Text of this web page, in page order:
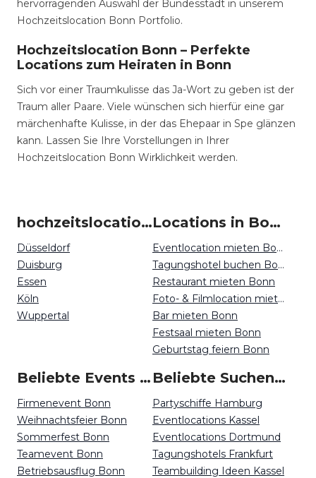
hervorragenden Auswahl der Bundesstadt in unserem
Hochzeitslocation Bonn Portfolio.
Hochzeitslocation Bonn – Perfekte
Locations zum Heiraten in Bonn
Sich vor einer Traumkulisse das Ja-Wort zu geben ist der
Traum aller Paare. Viele wünschen sich hierfür eine gar
märchenhafte Kulisse, in der das Ehepaar in Spe glänzen
kann. Lassen Sie Ihre Vorstellungen in Ihrer
Hochzeitslocation Bonn Wirklichkeit werden.
hochzeitslocation um Bonn
Düsseldorf
Duisburg
Essen
Köln
Wuppertal
Locations in Bonn mieten
Eventlocation mieten Bonn
Tagungshotel buchen Bonn
Restaurant mieten Bonn
Foto- & Filmlocation mieten Bonn
Bar mieten Bonn
Festsaal mieten Bonn
Geburtstag feiern Bonn
Beliebte Events in Bonn
Firmenevent Bonn
Weihnachtsfeier Bonn
Sommerfest Bonn
Teamevent Bonn
Betriebsausflug Bonn
Beliebte Suchen auf Event Inc
Partyschiffe Hamburg
Eventlocations Kassel
Eventlocations Dortmund
Tagungshotels Frankfurt
Teambuilding Ideen Kassel